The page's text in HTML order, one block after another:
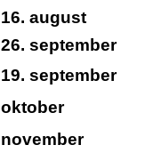
16. august
26. september
19. september
oktober
november